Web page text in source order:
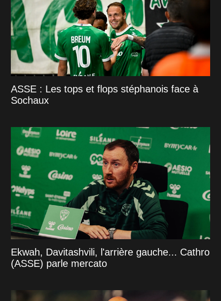
ASSE : Les tops et flops stéphanois face à
Sochaux
Ekwah, Davitashvili, l'arrière gauche... Cathro
(ASSE) parle mercato